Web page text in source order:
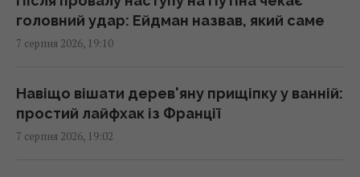
Складено топ-10 найочікуваніших ігор 2027
року – серед них є український проєкт
Бюджетний вибір: названо головний
автомобільний бестселер у Європі
головний удар: Ейдман назвав, який саме
7 серпня 2026, 19:10
Навіщо вішати дерев'яну прищіпку у ванній:
простий лайфхак із Франції
7 серпня 2026, 19:02